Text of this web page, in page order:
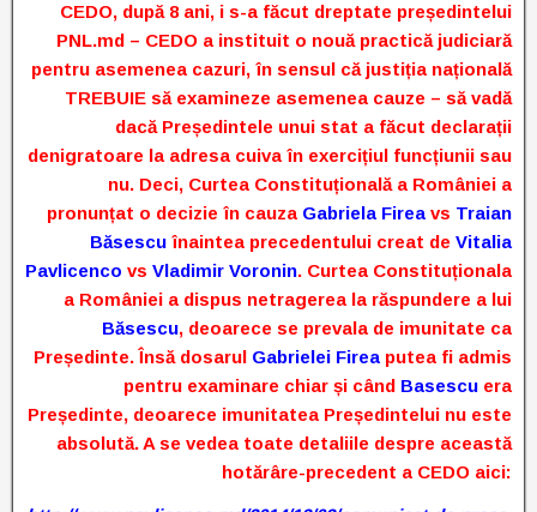
CEDO, după 8 ani, i s-a făcut dreptate președintelui
PNL.md – CEDO a instituit o nouă practică judiciară
pentru asemenea cazuri, în sensul că justiția națională
TREBUIE să examineze asemenea cauze – să vadă
dacă Președintele unui stat a făcut declarații
denigratoare la adresa cuiva în exercițiul funcțiunii sau
nu. Deci, Curtea Constituțională a României a
pronunțat o decizie în cauza Gabriela Firea vs Traian
Băsescu înaintea precedentului creat de Vitalia
Pavlicenco vs Vladimir Voronin. Curtea Constituționala
a României a dispus netragerea la răspundere a lui
Băsescu, deoarece se prevala de imunitate ca
Președinte. Însă dosarul Gabrielei Firea putea fi admis
pentru examinare chiar și când Basescu era
Președinte, deoarece imunitatea Președintelui nu este
absolută. A se vedea toate detaliile despre această
hotărâre-precedent a CEDO aici: